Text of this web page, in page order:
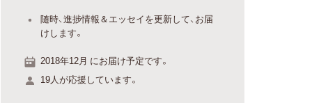
随時、進捗情報＆エッセイを更新して、お届
けします。
2018年12月 にお届け予定です。
19人が応援しています。